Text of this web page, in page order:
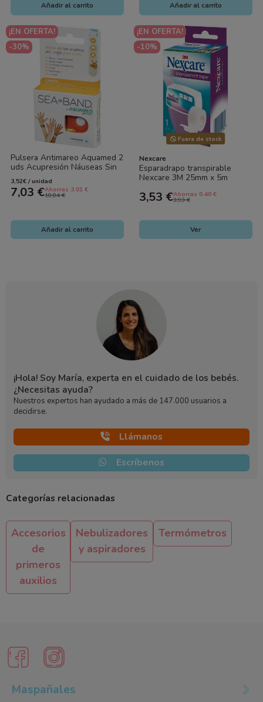
Añadir al carrito Añadir al carrito
¡EN OFERTA!
-30%
Pulsera Antimareo Aquamed 2
uds Acupresión Náuseas Sin
Medicación
3,52€ / unidad
7,03 €Ahorras 3.01 €
10,04 €
Añadir al carrito
¡EN OFERTA!
-10%
Fuera de stock
Nexcare
Esparadrapo transpirable
Nexcare 3M 25mm x 5m
3,53 €Ahorras 0.40 €
3,93 €
Ver
¡Hola! Soy María, experta en el cuidado de los bebés.
¿Necesitas ayuda?
Nuestros expertos han ayudado a más de 147.000 usuarios a
decidirse.
Llámanos
Escríbenos
Categorías relacionadas
Accesorios
de
primeros
auxilios
Nebulizadores
y aspiradores
Termómetros
Maspañales